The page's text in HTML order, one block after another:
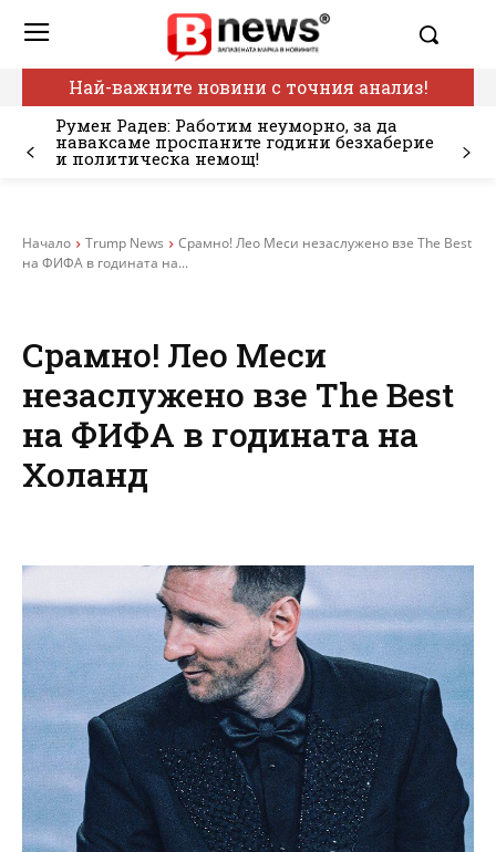
Най-важните новини с точния анализ!
Румен Радев: Работим неуморно, за да
наваксаме проспаните години безхаберие
и политическа немощ!
Начало Trump News
Срамно! Лео Меси незаслужено взе The Best
на ФИФА в годината на...
Срамно! Лео Меси
незаслужено взе The Best
на ФИФА в годината на
Холанд